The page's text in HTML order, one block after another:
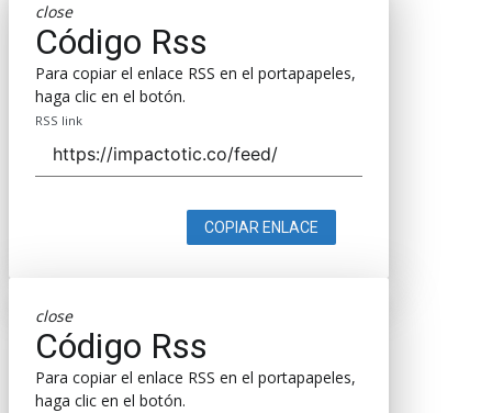
close
Código Rss
Para copiar el enlace RSS en el portapapeles,
haga clic en el botón.
RSS link
COPIAR ENLACE
close
Código Rss
Para copiar el enlace RSS en el portapapeles,
haga clic en el botón.